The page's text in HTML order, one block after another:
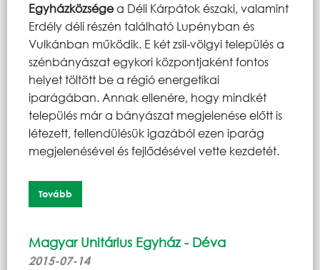
Egyházközségea Déli Kárpátok északi, valamint
Erdély déli részén található Lupényban és
Vulkánban működik. E két zsil-völgyi település a
szénbányászat egykori központjaként fontos
helyet töltött be a régió energetikai
iparágában. Annak ellenére, hogy mindkét
település már a bányászat megjelenése előtt is
létezett, fellendülésük igazából ezen iparág
megjelenésével és fejlődésével vette kezdetét.
Tovább
Magyar Unitárius Egyház - Déva
2015-07-14